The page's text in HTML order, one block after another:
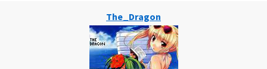
The_Dragon